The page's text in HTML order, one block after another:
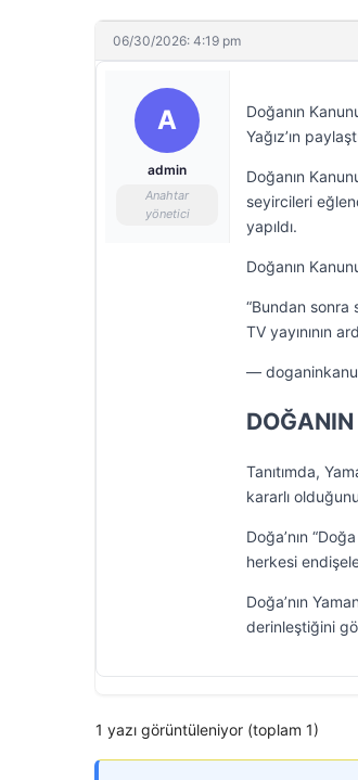
06/30/2026: 4:19 pm
A
admin
Anahtar
yönetici
Doğanın
Yağız’ın
Doğanın
seyircileri
yapıldı.
Doğanın
“Bundan sonra
TV yayınının
—
Tanıtımda,
kararlı
Doğa’nın
herkesi
Doğa’nın
derinleştiğini
1 yazı görüntüleniyor (toplam 1)